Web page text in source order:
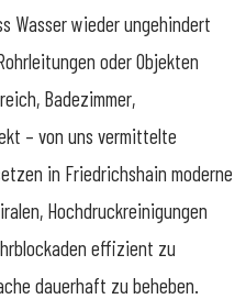
Wasser wieder ungehindert
oder Objekten
Badezimmer,
– von uns vermittelte
in Friedrichshain moderne
Hochdruckreinigungen
effizient zu
dauerhaft zu beheben.